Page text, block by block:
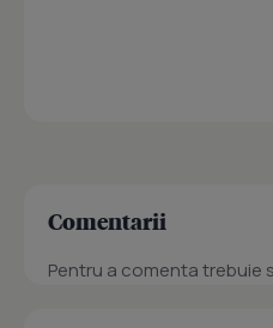
Comentarii
Pentru a comenta trebuie